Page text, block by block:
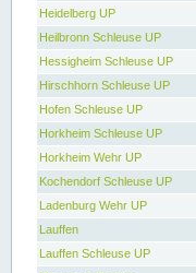
Heidelberg UP
Heilbronn Schleuse UP
Hessigheim Schleuse UP
Hirschhorn Schleuse UP
Hofen Schleuse UP
Horkheim Schleuse UP
Horkheim Wehr UP
Kochendorf Schleuse UP
Ladenburg Wehr UP
Lauffen
Lauffen Schleuse UP